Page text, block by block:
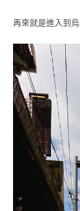
再來就是進入到